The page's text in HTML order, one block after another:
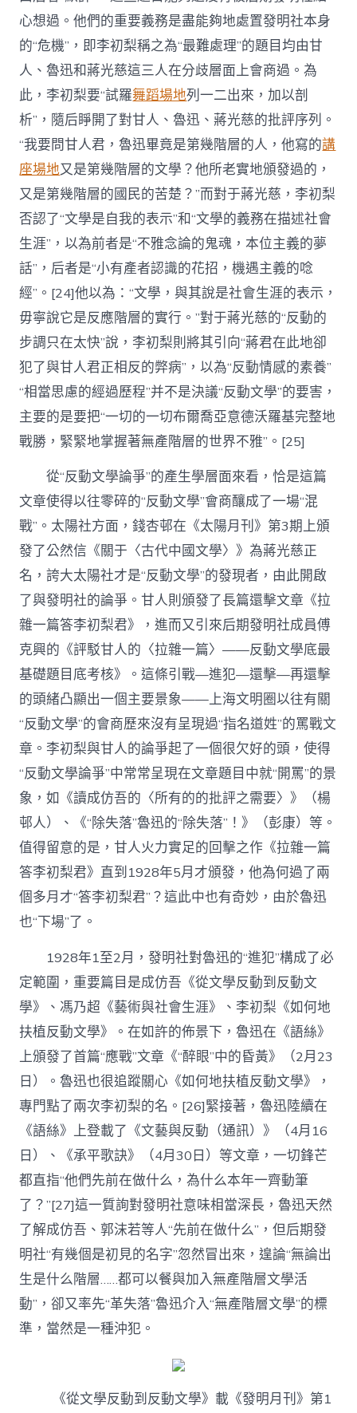
心想過。他們的重要義務是盡能夠地處置發明社本身
的“危機”，即李初梨稱之為“最難處理”的題目均由甘
人、魯迅和蔣光慈這三人在分歧層面上會商過。為
此，李初梨要“試羅舞蹈場地列一二出來，加以剖
析”，隨后睜開了對甘人、魯迅、蔣光慈的批評序列。
“我要問甘人君，魯迅畢竟是第幾階層的人，他寫的講
座場地又是第幾階層的文學？他所老實地頒發過的，
又是第幾階層的國民的苦楚？”而對于蔣光慈，李初梨
否認了“文學是自我的表示”和“文學的義務在描述社會
生涯”，以為前者是“不雅念論的鬼魂，本位主義的夢
話”，后者是“小有產者認識的花招，機遇主義的唸
經”。[24]他以為：“文學，與其說是社會生涯的表示，
毋寧說它是反應階層的實行。”對于蔣光慈的“反動的
步調只在太快”說，李初梨則將其引向“蔣君在此地卻
犯了與甘人君正相反的弊病”，以為“反動情感的素養”
“相當思慮的經過歷程”并不是決議“反動文學”的要害，
主要的是要把“一切的一切布爾喬亞意德沃羅基完整地
戰勝，緊緊地掌握著無產階層的世界不雅”。[25]
從“反動文學論爭”的產生學層面來看，恰是這篇
文章使得以往零碎的“反動文學”會商釀成了一場“混
戰”。太陽社方面，錢杏邨在《太陽月刊》第3期上頒
發了公然信《關于〈古代中國文學〉》為蔣光慈正
名，誇大太陽社才是“反動文學”的發現者，由此開啟
了與發明社的論爭。甘人則頒發了長篇還擊文章《拉
雜一篇答李初梨君》，進而又引來后期發明社成員傅
克興的《評駁甘人的〈拉雜一篇〉——反動文學底最
基礎題目底考核》。這條引戰—進犯—還擊—再還擊
的頭緒凸顯出一個主要景象——上海文明圈以往有關
“反動文學”的會商歷來沒有呈現過“指名道姓”的罵戰文
章。李初梨與甘人的論爭起了一個很欠好的頭，使得
“反動文學論爭”中常常呈現在文章題目中就“開罵”的景
象，如《讀成仿吾的〈所有的的批評之需要〉》（楊
邨人）、《“除失落”魯迅的“除失落”！》（彭康）等。
值得留意的是，甘人火力實足的回擊之作《拉雜一篇
答李初梨君》直到1928年5月才頒發，他為何過了兩
個多月才“答李初梨君”？這此中也有奇妙，由於魯迅
也“下場”了。
1928年1至2月，發明社對魯迅的“進犯”構成了必
定範圍，重要篇目是成仿吾《從文學反動到反動文
學》、馮乃超《藝術與社會生涯》、李初梨《如何地
扶植反動文學》。在如許的佈景下，魯迅在《語絲》
上頒發了首篇“應戰”文章《“醉眼”中的昏黃》（2月23
日）。魯迅也很追蹤關心《如何地扶植反動文學》，
專門點了兩次李初梨的名。[26]緊接著，魯迅陸續在
《語絲》上登載了《文藝與反動（通訊）》（4月16
日）、《承平歌訣》（4月30日）等文章，一切鋒芒
都直指“他們先前在做什么，為什么本年一齊動筆
了？”[27]這一質詢對發明社意味相當深長，魯迅天然
了解成仿吾、郭沫若等人“先前在做什么”，但后期發
明社“有幾個是初見的名字”忽然冒出來，遑論“無論出
生是什么階層……都可以餐與加入無產階層文學活
動”，卻又率先“革失落”魯迅介入“無產階層文學”的標
準，當然是一種沖犯。
《從文學反動到反動文學》載《發明月刊》第1